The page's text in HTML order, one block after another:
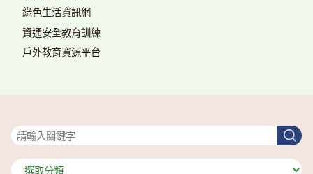
綠色生活資訊網
資通安全教育訓練
戶外教育資源平台
搜
尋
分